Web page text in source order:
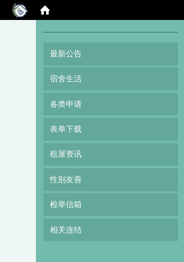
最新公告
宿舍生活
各类申请
表单下载
租屋资讯
性别友善
检举信箱
相关连结